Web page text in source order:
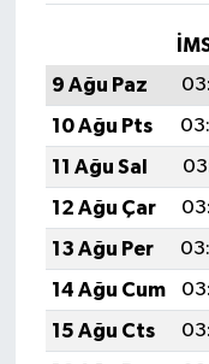
9 Ağu Paz
10 Ağu Pts
11 Ağu Sal
12 Ağu Çar
13 Ağu Per
14 Ağu Cum
15 Ağu Cts